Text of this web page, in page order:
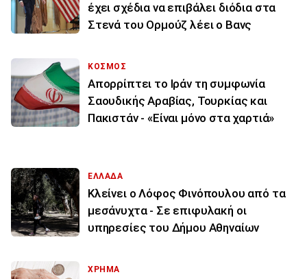
έχει σχέδια να επιβάλει διόδια στα
Στενά του Ορμούζ λέει ο Βανς
ΚΟΣΜΟΣ
Απορρίπτει το Ιράν τη συμφωνία
Σαουδικής Αραβίας, Τουρκίας και
Πακιστάν - «Είναι μόνο στα χαρτιά»
ΕΛΛΑΔΑ
Κλείνει ο Λόφος Φινόπουλου από τα
μεσάνυχτα - Σε επιφυλακή οι
υπηρεσίες του Δήμου Αθηναίων
ΧΡΗΜΑ